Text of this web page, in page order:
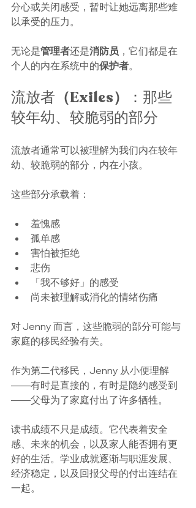
分心或关闭感受，暂时让她远离那些难
以承受的压力。
无论是管理者还是消防员 ，它们都是在
个人的内在系统中的保护者。
流放者 （Exiles）
：那些
较年幼、较脆弱的部分
流放者通常可以被理解为我们内在较年
幼、较脆弱的部分，内在小孩。
这些部分承载着：
羞愧感
孤单感
害怕被拒绝
悲伤
「我不够好」的感受
尚未被理解或消化的情绪伤痛
对 Jenny 而言，这些脆弱的部分可能与
家庭的移民经验有关。
作为第二代移民，Jenny 从小便理解
——有时是直接的，有时是隐约感受到
——父母为了家庭付出了许多牺牲。
读书成绩不只是成绩。它代表着安全
感、未来的机会，以及家人能否拥有更
好的生活。学业成就逐渐与职涯发展、
经济稳定，以及回报父母的付出连结在
一起。